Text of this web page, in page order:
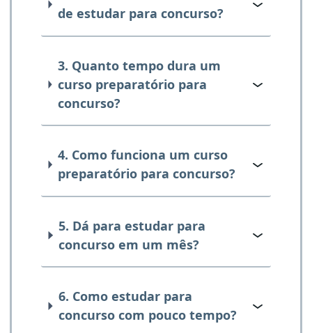
de estudar para concurso?
3. Quanto tempo dura um
curso preparatório para
concurso?
4. Como funciona um curso
preparatório para concurso?
5. Dá para estudar para
concurso em um mês?
6. Como estudar para
concurso com pouco tempo?